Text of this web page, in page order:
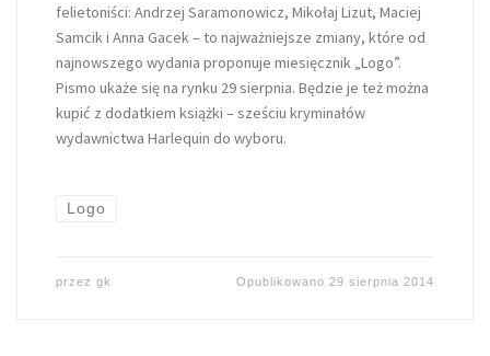
felietoniści: Andrzej Saramonowicz, Mikołaj Lizut, Maciej
Samcik i Anna Gacek – to najważniejsze zmiany, które od
najnowszego wydania proponuje miesięcznik „Logo”.
Pismo ukaże się na rynku 29 sierpnia. Będzie je też można
kupić z dodatkiem książki – sześciu kryminałów
wydawnictwa Harlequin do wyboru.
Logo
przez gk Opublikowano 29 sierpnia 2014